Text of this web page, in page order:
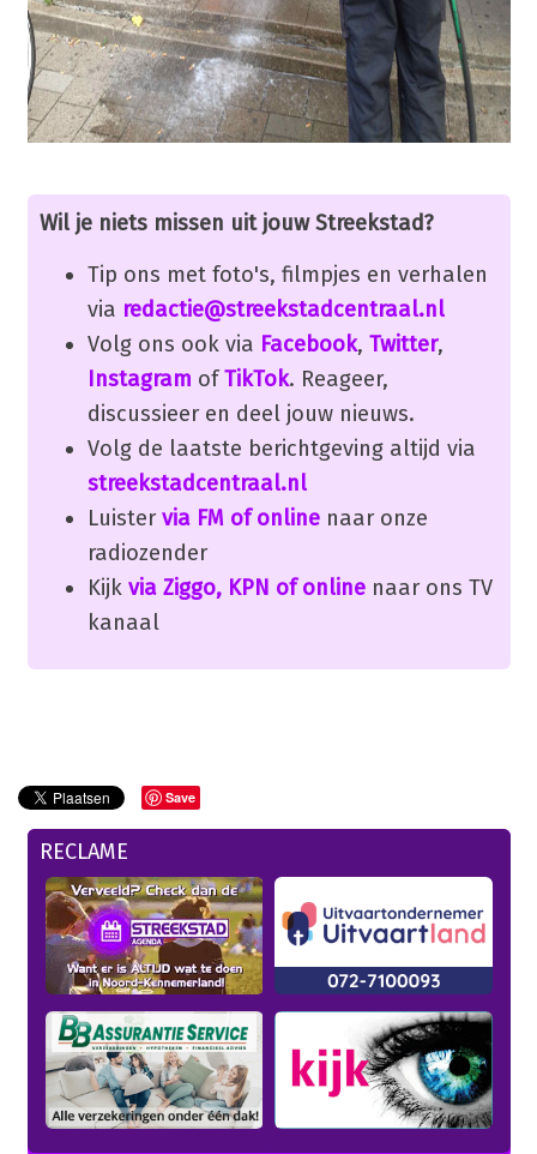
Wil je niets missen uit jouw Streekstad?
Tip ons met foto's, filmpjes en verhalen
via redactie@streekstadcentraal.nl
Volg ons ook via Facebook, Twitter,
Instagram ofTikTok. Reageer,
discussieer en deel jouw nieuws.
Volg de laatste berichtgeving altijd via
streekstadcentraal.nl
Luister via FM of onlinenaar onze
radiozender
Kijk via Ziggo, KPN of onlinenaar ons TV
kanaal
Save
RECLAME